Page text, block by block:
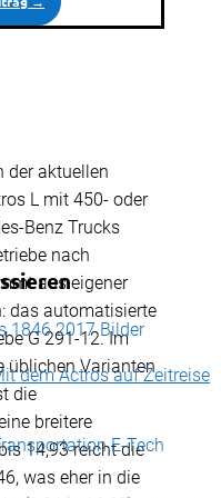
der aktuellen
L mit 450- oder
Benz Trucks
nach
aus eigener
das automatisierte
G 291-12. Im
üblichen Varianten
die
breitere
14,93 reicht die
was eher in die
dem Actros auf Zeitreise